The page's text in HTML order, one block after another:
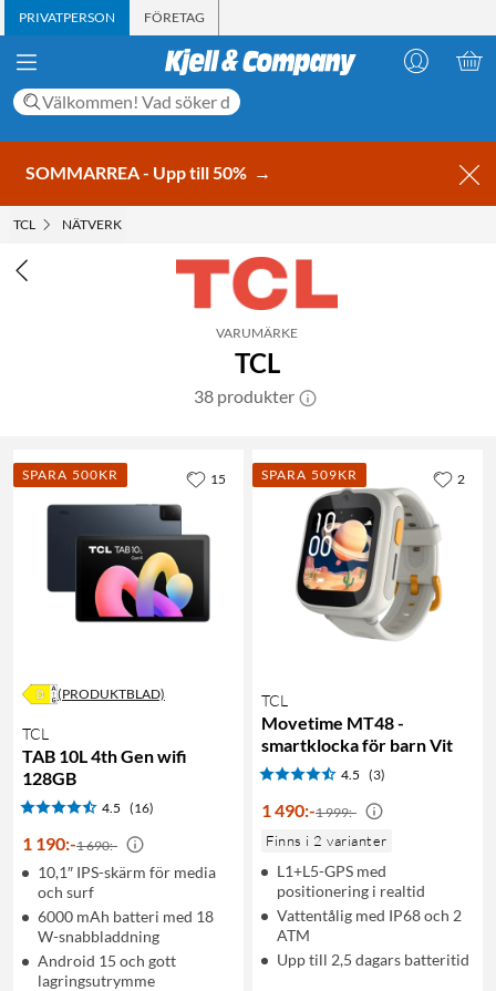
PRIVATPERSON FÖRETAG
SOMMARREA - Upp till 50% →
TCL NÄTVERK
VARUMÄRKE
TCL
38 produkter
SPARA 500KR
(PRODUKTBLAD)
TCL
TAB 10L 4th Gen wifi
128GB
4.5 (16)
1 190:-1 690:-
10,1″ IPS-skärm för media
och surf
6000 mAh batteri med 18
W-snabbladdning
Android 15 och gott
lagringsutrymme
15 SPARA 509KR
TCL
Movetime MT48 -
smartklocka för barn Vit
4.5 (3)
1 490:-1 999:-
Finns i 2 varianter
L1+L5-GPS med
positionering i realtid
Vattentålig med IP68 och 2
ATM
Upp till 2,5 dagars batteritid
2